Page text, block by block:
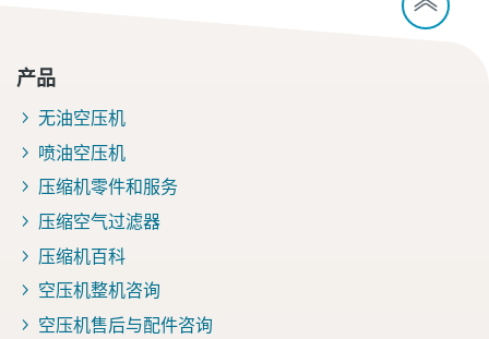
产品
无油空压机
喷油空压机
压缩机零件和服务
压缩空气过滤器
压缩机百科
空压机整机咨询
空压机售后与配件咨询